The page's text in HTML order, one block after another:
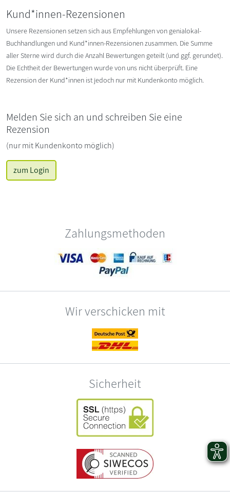
Kund*innen-Rezensionen
Unsere Rezensionen setzen sich aus Empfehlungen von genialokal-
Buchhandlungen und Kund*innen-Rezensionen zusammen. Die Summe
aller Sterne wird durch die Anzahl Bewertungen geteilt (und ggf. gerundet).
Die Echtheit der Bewertungen wurde von uns nicht überprüft. Eine
Rezension der Kund*innen ist jedoch nur mit Kundenkonto möglich.
Melden Sie sich an und schreiben Sie eine
Rezension
(nur mit Kundenkonto möglich)
zum Login
Zahlungsmethoden
Wir verschicken mit
Sicherheit